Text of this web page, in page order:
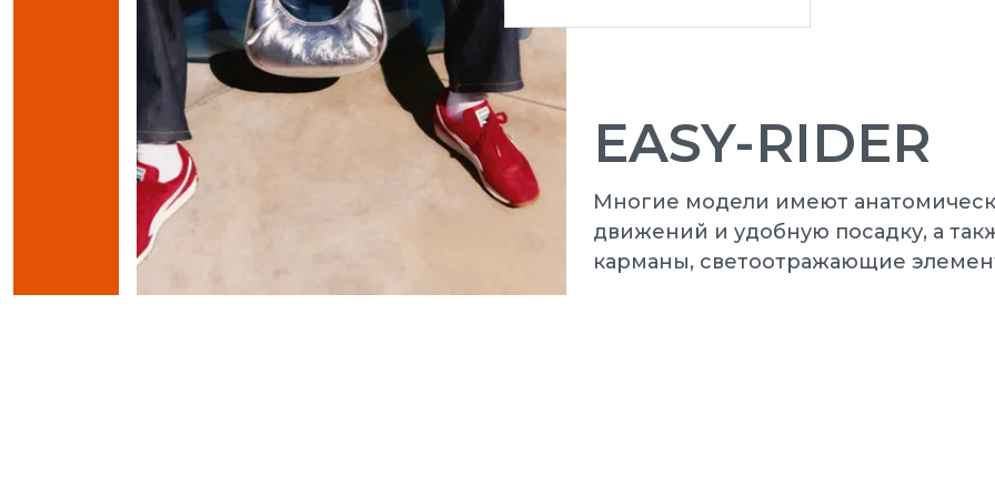
EASY-RIDER
Многие модели имеют
движений и удобную посадку, а
карманы, светоотражающие